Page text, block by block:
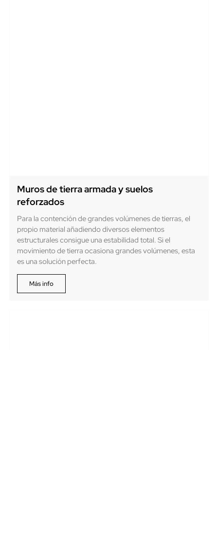
Muros de tierra armada y suelos
reforzados
Para la contención de grandes volúmenes de tierras, el
propio material añadiendo diversos elementos
estructurales consigue una estabilidad total. Si el
movimiento de tierra ocasiona grandes volúmenes, esta
es una solución perfecta.
Más info